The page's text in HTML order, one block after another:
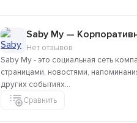
Saby My —
Нет отзывов
Saby My - это социальная сеть
страницами, новостями,
других событиях...
Сравнить